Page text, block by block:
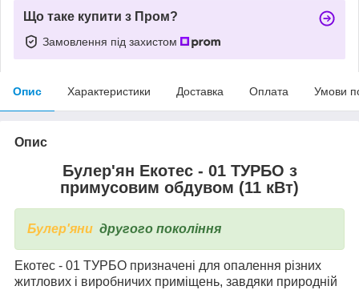
Що таке купити з Пром?
Замовлення під захистом
Опис Характеристики Доставка Оплата Умови
Опис
Булер'ян Екотес - 01 ТУРБО з
примусовим обдувом (11 кВт)
Булер'яни другого покоління
Екотес - 01 ТУРБО призначені для опалення різних
житлових і виробничих приміщень, завдяки природній